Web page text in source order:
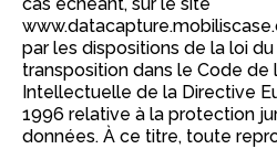
par les dispositions de la loi
transposition dans le Code de
Intellectuelle de la Directive
1996 relative à la protection
données. À ce titre, toute